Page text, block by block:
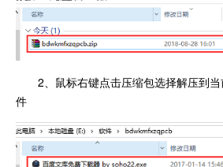
2、鼠标右键点击压缩包选择解压到
件